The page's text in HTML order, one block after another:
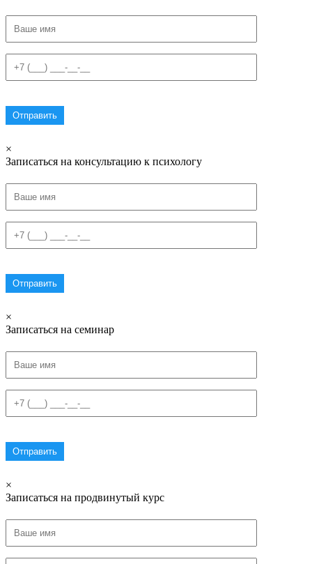
×
Записаться на консультацию к психологу
×
Записаться на семинар
×
Записаться на продвинутый курс